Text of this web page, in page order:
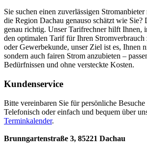
Sie suchen einen zuverlässigen
die Region Dachau genauso schätzt wie Sie?
genau richtig. Unser Tarifrechner hilft Ihnen,
den optimalen Tarif für Ihren
oder Gewerbekunde, unser Ziel ist es, Ihnen
sondern auch fairen Strom anzubieten –
Bedürfnissen und ohne versteckte Kosten.
Kundenservice
Bitte vereinbaren Sie für persönliche
Telefonisch oder einfach und bequem über
Terminkalender.
Brunngartenstraße 3, 85221 Dachau